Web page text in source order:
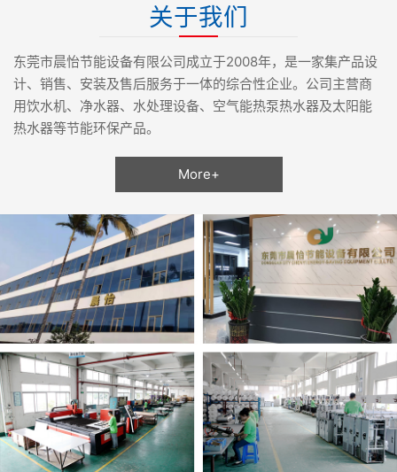
关于我们
东莞市晨怡节能设备有限公司成立于2008年，是一家集产品设
计、销售、安装及售后服务于一体的综合性企业。公司主营商
用饮水机、净水器、水处理设备、空气能热泵热水器及太阳能
热水器等节能环保产品。
More+